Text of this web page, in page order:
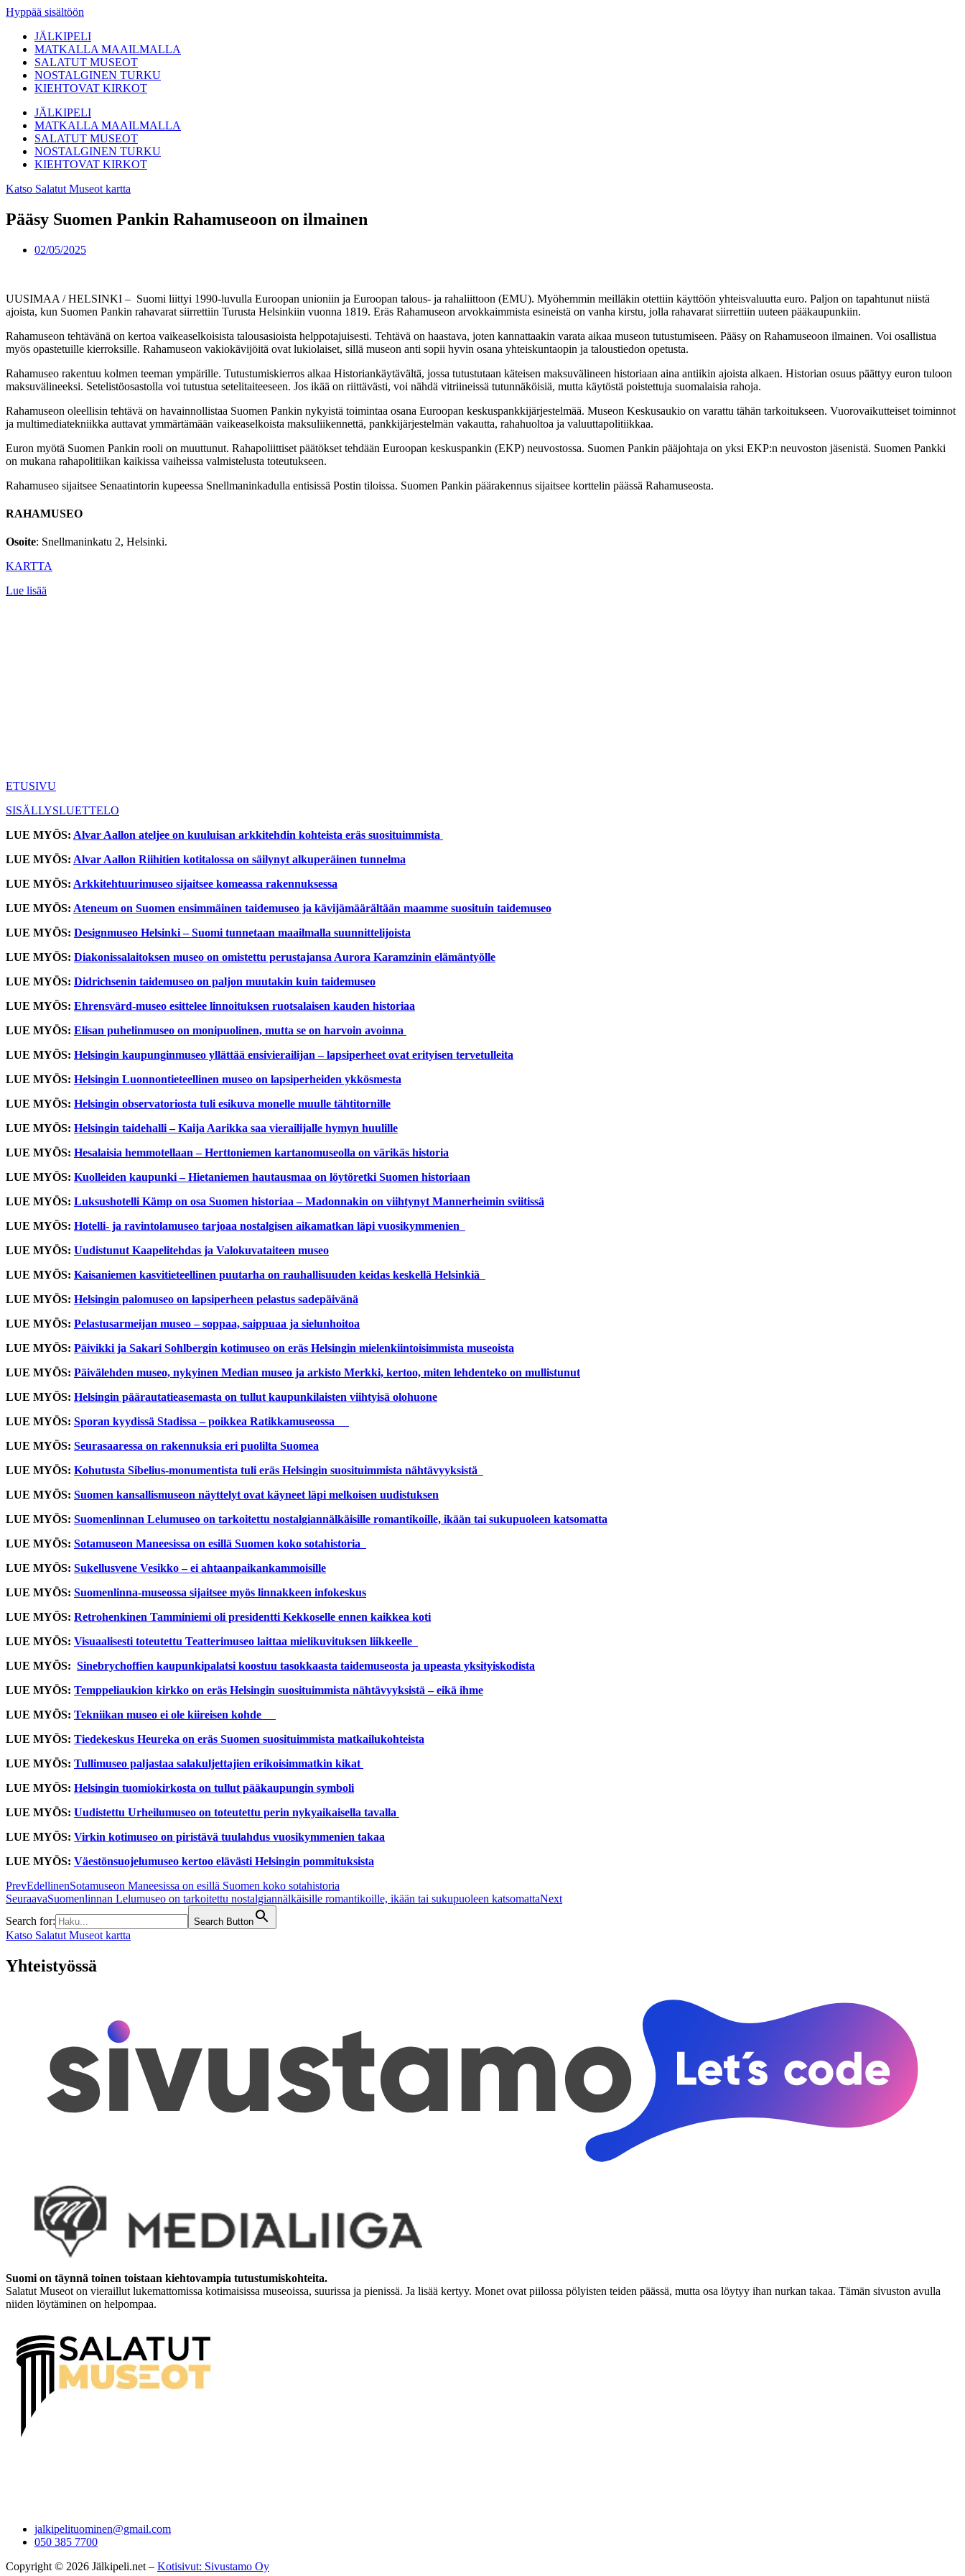
Hyppää sisältöön
JÄLKIPELI
MATKALLA MAAILMALLA
SALATUT MUSEOT
NOSTALGINEN TURKU
KIEHTOVAT KIRKOT
JÄLKIPELI
MATKALLA MAAILMALLA
SALATUT MUSEOT
NOSTALGINEN TURKU
KIEHTOVAT KIRKOT
Katso Salatut Museot kartta
Pääsy Suomen Pankin Rahamuseoon on ilmainen
02/05/2025
UUSIMAA / HELSINKI – Suomi liittyi 1990-luvulla Euroopan unioniin ja Euroopan talous- ja rahaliittoon (EMU). Myöhemmin meilläkin otettiin käyttöön yhteisvaluutta euro. Paljon on tapahtunut niistä
ajoista, kun Suomen Pankin rahavarat siirrettiin Turusta Helsinkiin vuonna 1819. Eräs Rahamuseon arvokkaimmista esineistä on vanha kirstu, jolla rahavarat siirrettiin uuteen pääkaupunkiin.
Rahamuseon tehtävänä on kertoa vaikeaselkoisista talousasioista helppotajuisesti. Tehtävä on haastava, joten kannattaakin varata aikaa museon tutustumiseen. Pääsy on Rahamuseoon ilmainen. Voi osallistua
myös opastetuille kierroksille. Rahamuseon vakiokävijöitä ovat lukiolaiset, sillä museon anti sopii hyvin osana yhteiskuntaopin ja taloustiedon opetusta.
Rahamuseo rakentuu kolmen teeman ympärille. Tutustumiskierros alkaa Historiankäytävältä, jossa tutustutaan käteisen maksuvälineen historiaan aina antiikin ajoista alkaen. Historian osuus päättyy euron tuloon
maksuvälineeksi. Setelistöosastolla voi tutustua setelitaiteeseen. Jos ikää on riittävästi, voi nähdä vitriineissä tutunnäköisiä, mutta käytöstä poistettuja suomalaisia rahoja.
Rahamuseon oleellisin tehtävä on havainnollistaa Suomen Pankin nykyistä toimintaa osana Euroopan keskuspankkijärjestelmää. Museon Keskusaukio on varattu tähän tarkoitukseen. Vuorovaikutteiset toiminnot
ja multimediatekniikka auttavat ymmärtämään vaikeaselkoista maksuliikennettä, pankkijärjestelmän vakautta, rahahuoltoa ja valuuttapolitiikkaa.
Euron myötä Suomen Pankin rooli on muuttunut. Rahapoliittiset päätökset tehdään Euroopan keskuspankin (EKP) neuvostossa. Suomen Pankin pääjohtaja on yksi EKP:n neuvoston jäsenistä. Suomen Pankki
on mukana rahapolitiikan kaikissa vaiheissa valmistelusta toteutukseen.
Rahamuseo sijaitsee Senaatintorin kupeessa Snellmaninkadulla entisissä Postin tiloissa. Suomen Pankin päärakennus sijaitsee korttelin päässä Rahamuseosta.
RAHAMUSEO
Osoite: Snellmaninkatu 2, Helsinki.
KARTTA
Lue lisää
ETUSIVU
SISÄLLYSLUETTELO
LUE MYÖS: Alvar Aallon ateljee on kuuluisan arkkitehdin kohteista eräs suosituimmista
LUE MYÖS: Alvar Aallon Riihitien kotitalossa on säilynyt alkuperäinen tunnelma
LUE MYÖS: Arkkitehtuurimuseo sijaitsee komeassa rakennuksessa
LUE MYÖS: Ateneum on Suomen ensimmäinen taidemuseo ja kävijämäärältään maamme suosituin taidemuseo
LUE MYÖS: Designmuseo Helsinki – Suomi tunnetaan maailmalla suunnittelijoista
LUE MYÖS: Diakonissalaitoksen museo on omistettu perustajansa Aurora Karamzinin elämäntyölle
LUE MYÖS: Didrichsenin taidemuseo on paljon muutakin kuin taidemuseo
LUE MYÖS: Ehrensvärd-museo esittelee linnoituksen ruotsalaisen kauden historiaa
LUE MYÖS: Elisan puhelinmuseo on monipuolinen, mutta se on harvoin avoinna
LUE MYÖS: Helsingin kaupunginmuseo yllättää ensivierailijan – lapsiperheet ovat erityisen tervetulleita
LUE MYÖS: Helsingin Luonnontieteellinen museo on lapsiperheiden ykkösmesta
LUE MYÖS: Helsingin observatoriosta tuli esikuva monelle muulle tähtitornille
LUE MYÖS: Helsingin taidehalli – Kaija Aarikka saa vierailijalle hymyn huulille
LUE MYÖS: Hesalaisia hemmotellaan – Herttoniemen kartanomuseolla on värikäs historia
LUE MYÖS: Kuolleiden kaupunki – Hietaniemen hautausmaa on löytöretki Suomen historiaan
LUE MYÖS: Luksushotelli Kämp on osa Suomen historiaa – Madonnakin on viihtynyt Mannerheimin sviitissä
LUE MYÖS: Hotelli- ja ravintolamuseo tarjoaa nostalgisen aikamatkan läpi vuosikymmenien
LUE MYÖS: Uudistunut Kaapelitehdas ja Valokuvataiteen museo
LUE MYÖS: Kaisaniemen kasvitieteellinen puutarha on rauhallisuuden keidas keskellä Helsinkiä
LUE MYÖS: Helsingin palomuseo on lapsiperheen pelastus sadepäivänä
LUE MYÖS: Pelastusarmeijan museo – soppaa, saippuaa ja sielunhoitoa
LUE MYÖS: Päivikki ja Sakari Sohlbergin kotimuseo on eräs Helsingin mielenkiintoisimmista museoista
LUE MYÖS: Päivälehden museo, nykyinen Median museo ja arkisto Merkki, kertoo, miten lehdenteko on mullistunut
LUE MYÖS: Helsingin päärautatieasemasta on tullut kaupunkilaisten viihtyisä olohuone
LUE MYÖS: Sporan kyydissä Stadissa – poikkea Ratikkamuseossa
LUE MYÖS: Seurasaaressa on rakennuksia eri puolilta Suomea
LUE MYÖS: Kohutusta Sibelius-monumentista tuli eräs Helsingin suosituimmista nähtävyyksistä
LUE MYÖS: Suomen kansallismuseon näyttelyt ovat käyneet läpi melkoisen uudistuksen
LUE MYÖS: Suomenlinnan Lelumuseo on tarkoitettu nostalgiannälkäisille romantikoille, ikään tai sukupuoleen katsomatta
LUE MYÖS: Sotamuseon Maneesissa on esillä Suomen koko sotahistoria
LUE MYÖS: Sukellusvene Vesikko – ei ahtaanpaikankammoisille
LUE MYÖS: Suomenlinna-museossa sijaitsee myös linnakkeen infokeskus
LUE MYÖS: Retrohenkinen Tamminiemi oli presidentti Kekkoselle ennen kaikkea koti
LUE MYÖS: Visuaalisesti toteutettu Teatterimuseo laittaa mielikuvituksen liikkeelle
LUE MYÖS: Sinebrychoffien kaupunkipalatsi koostuu tasokkaasta taidemuseosta ja upeasta yksityiskodista
LUE MYÖS: Temppeliaukion kirkko on eräs Helsingin suosituimmista nähtävyyksistä – eikä ihme
LUE MYÖS: Tekniikan museo ei ole kiireisen kohde
LUE MYÖS: Tiedekeskus Heureka on eräs Suomen suosituimmista matkailukohteista
LUE MYÖS: Tullimuseo paljastaa salakuljettajien erikoisimmatkin kikat
LUE MYÖS: Helsingin tuomiokirkosta on tullut pääkaupungin symboli
LUE MYÖS: Uudistettu Urheilumuseo on toteutettu perin nykyaikaisella tavalla
LUE MYÖS: Virkin kotimuseo on piristävä tuulahdus vuosikymmenien takaa
LUE MYÖS: Väestönsuojelumuseo kertoo elävästi Helsingin pommituksista
PrevEdellinenSotamuseon Maneesissa on esillä Suomen koko sotahistoria
SeuraavaSuomenlinnan Lelumuseo on tarkoitettu nostalgiannälkäisille romantikoille, ikään tai sukupuoleen katsomattaNext
Search for:
Search Button
Katso Salatut Museot kartta
Yhteistyössä
Suomi on täynnä toinen toistaan kiehtovampia tutustumiskohteita.
Salatut Museot on vieraillut lukemattomissa kotimaisissa museoissa, suurissa ja pienissä. Ja lisää kertyy. Monet ovat piilossa pölyisten teiden päässä, mutta osa löytyy ihan nurkan takaa. Tämän sivuston avulla
niiden löytäminen on helpompaa.
jalkipelituominen@gmail.com
050 385 7700
Copyright © 2026 Jälkipeli.net – Kotisivut: Sivustamo Oy